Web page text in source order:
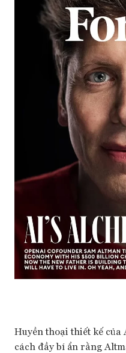
Huyền thoại thiết kế của
cách đầy bí ẩn rằng